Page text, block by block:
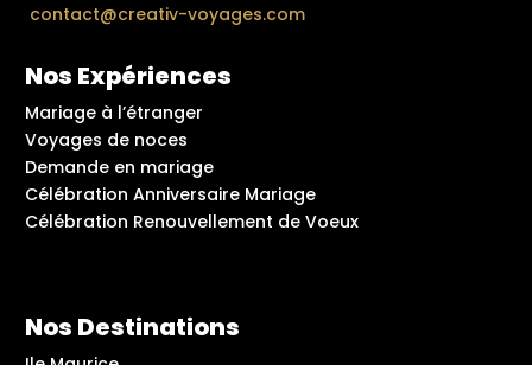
contact@creativ-voyages.com
Nos Expériences
Mariage à l’étranger
Voyages de noces
Demande en mariage
Célébration Anniversaire Mariage
Célébration Renouvellement de Voeux
Nos Destinations